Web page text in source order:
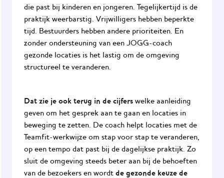
die past bij kinderen en jongeren. Tegelijkertijd is de
praktijk weerbarstig. Vrijwilligers hebben beperkte
tijd. Bestuurders hebben andere prioriteiten. En
zonder ondersteuning van een JOGG-coach
gezonde locaties is het lastig om de omgeving
structureel te veranderen.
Dat zie je ook terug in de cijfers welke aanleiding
geven om het gesprek aan te gaan en locaties in
beweging te zetten. De coach helpt locaties met de
Teamfit-werkwijze om stap voor stap te veranderen,
op een tempo dat past bij de dagelijkse praktijk. Zo
sluit de omgeving steeds beter aan bij de behoeften
van de bezoekers en wordt de gezonde keuze de
JOGG
ondersteuning
Agenda
JOGG
Gemeenten